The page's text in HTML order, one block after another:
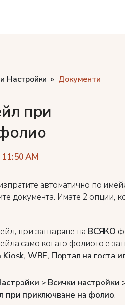
Настройки Документи
при
AM
автоматично по
документа. Имате 2 опции,
при затваряне на ВСЯКО
само когато фолиото е
Kiosk, WBE, Портал на госта
> Всички настройки
при приключване на фолио.